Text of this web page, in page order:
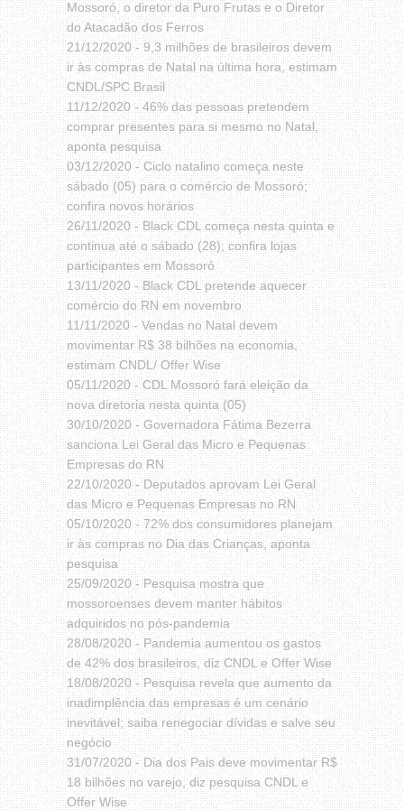
Mossoró, o diretor da Puro Frutas e o Diretor
do Atacadão dos Ferros
21/12/2020 -9,3 milhões de brasileiros devem
ir às compras de Natal na última hora, estimam
CNDL/SPC Brasil
11/12/2020 -46% das pessoas pretendem
comprar presentes para si mesmo no Natal,
aponta pesquisa
03/12/2020 -Ciclo natalino começa neste
sábado (05) para o comércio de Mossoró;
confira novos horários
26/11/2020 -Black CDL começa nesta quinta e
continua até o sábado (28); confira lojas
participantes em Mossoró
13/11/2020 -Black CDL pretende aquecer
comércio do RN em novembro
11/11/2020 -Vendas no Natal devem
movimentar R$ 38 bilhões na economia,
estimam CNDL/ Offer Wise
05/11/2020 -CDL Mossoró fará eleição da
nova diretoria nesta quinta (05)
30/10/2020 -Governadora Fátima Bezerra
sanciona Lei Geral das Micro e Pequenas
Empresas do RN
22/10/2020 -Deputados aprovam Lei Geral
das Micro e Pequenas Empresas no RN
05/10/2020 -72% dos consumidores planejam
ir às compras no Dia das Crianças, aponta
pesquisa
25/09/2020 -Pesquisa mostra que
mossoroenses devem manter hábitos
adquiridos no pós-pandemia
28/08/2020 -Pandemia aumentou os gastos
de 42% dos brasileiros, diz CNDL e Offer Wise
18/08/2020 -Pesquisa revela que aumento da
inadimplência das empresas é um cenário
inevitável; saiba renegociar dívidas e salve seu
negócio
31/07/2020 -Dia dos Pais deve movimentar R$
18 bilhões no varejo, diz pesquisa CNDL e
Offer Wise